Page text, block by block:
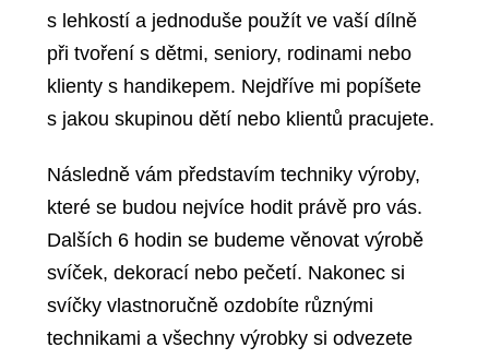
s lehkostí a jednoduše použít ve vaší dílně
při tvoření s dětmi, seniory, rodinami nebo
klienty s handikepem. Nejdříve mi popíšete
s jakou skupinou dětí nebo klientů pracujete.
Následně vám představím techniky výroby,
které se budou nejvíce hodit právě pro vás.
Dalších 6 hodin se budeme věnovat výrobě
svíček, dekorací nebo pečetí. Nakonec si
svíčky vlastnoručně ozdobíte různými
technikami a všechny výrobky si odvezete